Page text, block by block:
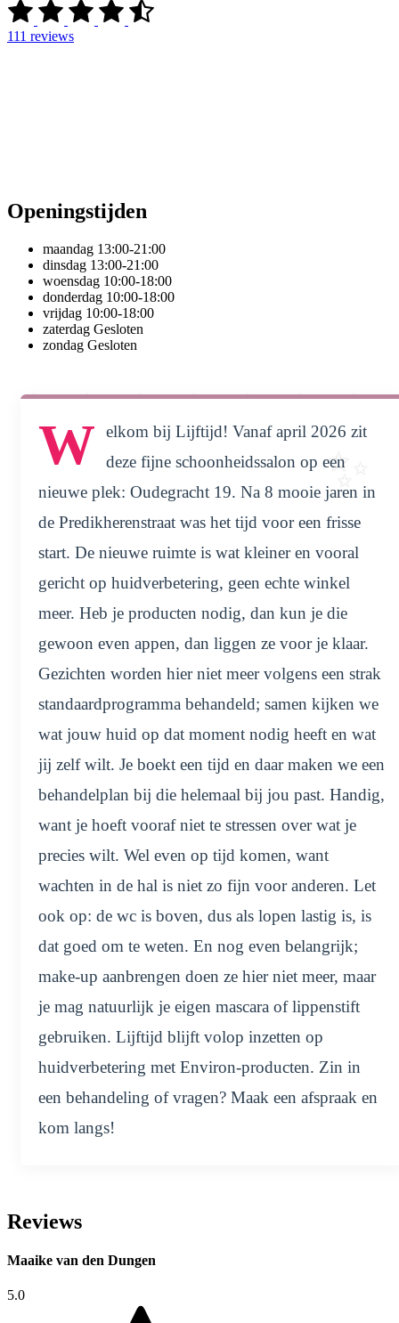
111 reviews
Openingstijden
maandag 13:00-21:00
dinsdag 13:00-21:00
woensdag 10:00-18:00
donderdag 10:00-18:00
vrijdag 10:00-18:00
zaterdag Gesloten
zondag Gesloten
W
elkom bij Lijftijd! Vanaf april 2026 zit
deze fijne schoonheidssalon op een
nieuwe plek: Oudegracht 19. Na 8 mooie jaren in
de Predikherenstraat was het tijd voor een frisse
start. De nieuwe ruimte is wat kleiner en vooral
gericht op huidverbetering, geen echte winkel
meer. Heb je producten nodig, dan kun je die
gewoon even appen, dan liggen ze voor je klaar.
Gezichten worden hier niet meer volgens een strak
standaardprogramma behandeld; samen kijken we
wat jouw huid op dat moment nodig heeft en wat
jij zelf wilt. Je boekt een tijd en daar maken we een
behandelplan bij die helemaal bij jou past. Handig,
want je hoeft vooraf niet te stressen over wat je
precies wilt. Wel even op tijd komen, want
wachten in de hal is niet zo fijn voor anderen. Let
ook op: de wc is boven, dus als lopen lastig is, is
dat goed om te weten. En nog even belangrijk;
make-up aanbrengen doen ze hier niet meer, maar
je mag natuurlijk je eigen mascara of lippenstift
gebruiken. Lijftijd blijft volop inzetten op
huidverbetering met Environ-producten. Zin in
een behandeling of vragen? Maak een afspraak en
kom langs!
Reviews
Maaike van den Dungen
5.0